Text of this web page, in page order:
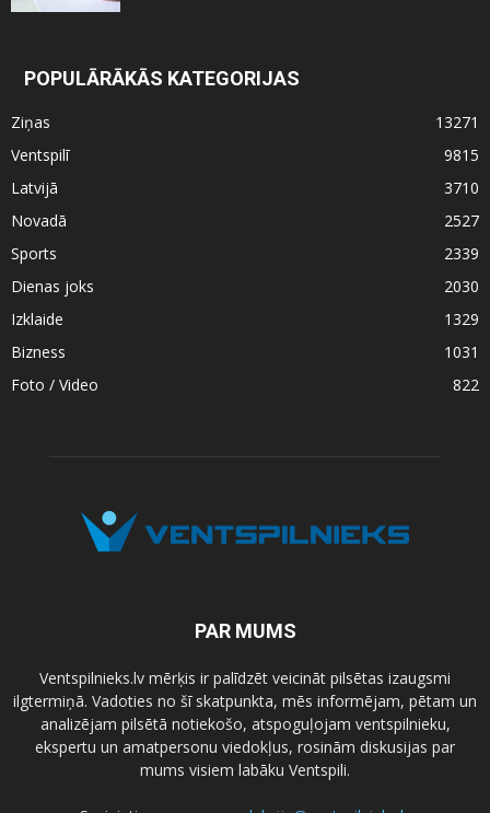
POPULĀRĀKĀS KATEGORIJAS
Ziņas
13271
Ventspilī
9815
Latvijā
3710
Novadā
2527
Sports
2339
Dienas joks
2030
Izklaide
1329
Bizness
1031
Foto / Video
822
PAR MUMS
Ventspilnieks.lv mērķis ir palīdzēt veicināt pilsētas izaugsmi
ilgtermiņā. Vadoties no šī skatpunkta, mēs informējam, pētam un
analizējam pilsētā notiekošo, atspoguļojam ventspilnieku,
ekspertu un amatpersonu viedokļus, rosinām diskusijas par
mums visiem labāku Ventspili.